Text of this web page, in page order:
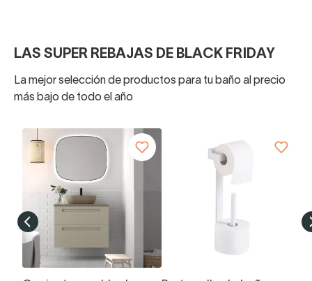
LAS SUPER REBAJAS DE BLACK FRIDAY
La mejor selección de productos para tu baño al precio
más bajo de todo el año